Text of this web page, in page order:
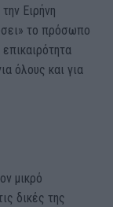
Ειρήνη
το πρόσωπο
όλους και για
μικρό
δικές της